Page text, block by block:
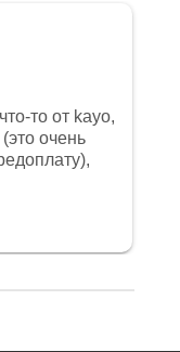
то от kayo,
очень
всё